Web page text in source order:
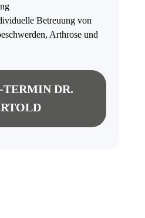
Betreuung von
Arthrose und
DR.